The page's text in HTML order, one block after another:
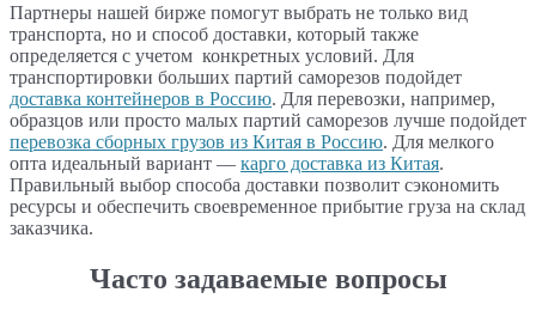
Партнеры нашей бирже помогут выбрать не только вид
транспорта, но и способ доставки, который также
определяется с учетом конкретных условий. Для
транспортировки больших партий саморезов подойдет
доставка контейнеров в Россию. Для перевозки, например,
образцов или просто малых партий саморезов лучше подойдет
перевозка сборных грузов из Китая в Россию. Для мелкого
опта идеальный вариант — карго доставка из Китая.
Правильный выбор способа доставки позволит сэкономить
ресурсы и обеспечить своевременное прибытие груза на склад
заказчика.
Часто задаваемые вопросы